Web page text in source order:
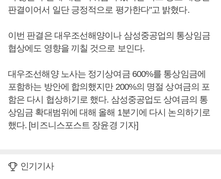
판결이어서 일단 긍정적으로 평가한다"고 밝혔다.
이번 판결은 대우조선해양이나 삼성중공업의 통상임금
협상에도 영향을 끼칠 것으로 보인다.
대우조선해양 노사는 정기상여금 600%를 통상임금에
포함하는 방안에 합의했지만 200%의 명절 상여금의 포
함은 다시 협상하기로 했다. 삼성중공업도 상여금의 통
상임금 확대범위에 대해 올해 1분기에 다시 논의하기로
했다. [비즈니스포스트 장윤경 기자]
인기기사